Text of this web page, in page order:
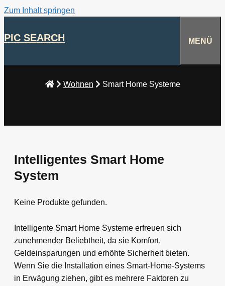
Zum Inhalt springen
PIC SEARCH MENÜ
Wohnen Smart Home Systeme
Intelligentes Smart Home
System
Keine Produkte gefunden.
Intelligente Smart Home Systeme erfreuen sich
zunehmender Beliebtheit, da sie Komfort,
Geldeinsparungen und erhöhte Sicherheit bieten.
Wenn Sie die Installation eines Smart-Home-Systems
in Erwägung ziehen, gibt es mehrere Faktoren zu